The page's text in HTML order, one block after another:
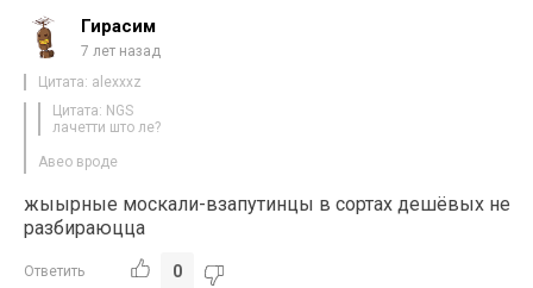
Гирасим
7 лет назад
Цитата: alexxxz
Цитата: NGS
лачетти што ле?
Авео вроде
жыырные москали-взапутинцы в сортах дешёвых не
разбираюцца
Ответить 0